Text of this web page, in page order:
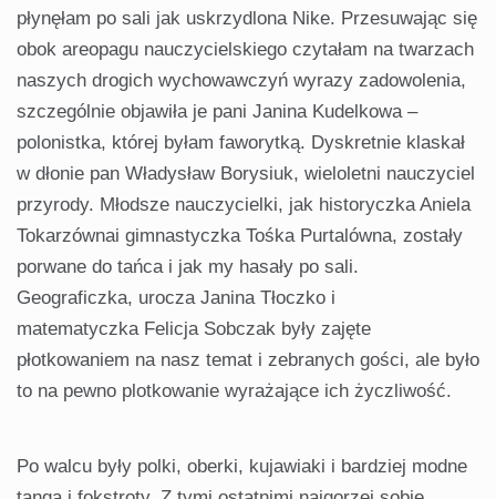
płynęłam po sali jak uskrzydlona Nike. Przesuwając się
obok areopagu nauczycielskiego czytałam na twarzach
naszych drogich wychowawczyń wyrazy zadowolenia,
szczególnie objawiła je pani Janina Kudelkowa –
polonistka, której byłam faworytką. Dyskretnie klaskał
w dłonie pan Władysław Borysiuk, wieloletni nauczyciel
przyrody. Młodsze nauczycielki, jak historyczka Aniela
Tokarzównai gimnastyczka Tośka Purtalówna, zostały
porwane do tańca i jak my hasały po sali.
Geograficzka, urocza Janina Tłoczko i
matematyczka Felicja Sobczak były zajęte
płotkowaniem na nasz temat i zebranych gości, ale było
to na pewno plotkowanie wyrażające ich życzliwość.
Po walcu były polki, oberki, kujawiaki i bardziej modne